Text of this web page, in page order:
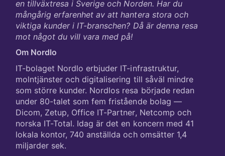
en tillväxtresa i Sverige och Norden. Har du
mångårig erfarenhet av att hantera stora och
viktiga kunder i IT-branschen? Då är denna resa
mot något du vill vara med på!
Om Nordlo
IT-bolaget Nordlo erbjuder IT-infrastruktur,
molntjänster och digitalisering till såväl mindre
som större kunder. Nordlos resa började redan
under 80-talet som fem fristående bolag —
Dicom, Zetup, Office IT-Partner, Netcomp och
norska IT-Total. Idag är det en koncern med 41
lokala kontor, 740 anställda och omsätter 1,4
miljarder sek.